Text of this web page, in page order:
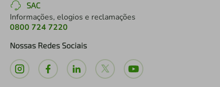
SAC
Informações, elogios e reclamações
0800 724 7220
Nossas Redes Sociais